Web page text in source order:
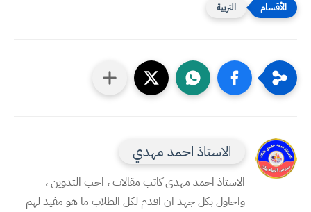
التربية
الاستاذ احمد مهدي
الاستاذ احمد مهدي كاتب مقالات ، احب التدوين ،
واحاول بكل جهد ان اقدم لكل الطلاب ما هو مفيد لهم